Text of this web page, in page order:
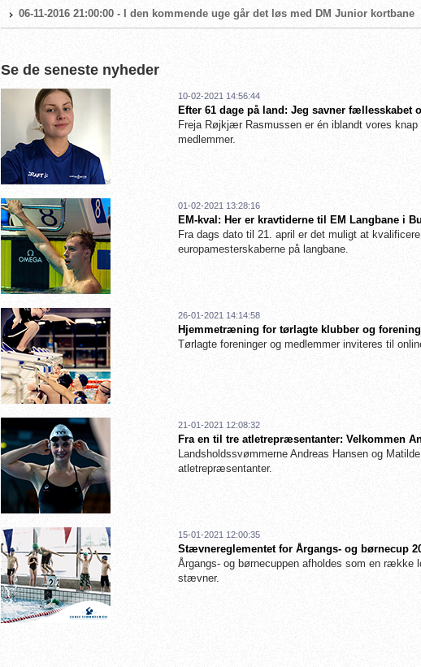
06-11-2016 21:00:00 - I den kommende uge går det løs med DM Junior kortbane
Se de seneste nyheder
10-02-2021 14:56:44
Efter 61 dage på land: Jeg savner fællesskabet
Freja Røjkjær Rasmussen er én iblandt vores knap
medlemmer.
01-02-2021 13:28:16
EM-kval: Her er kravtiderne til EM Langbane i
Fra dags dato til 21. april er det muligt at kvalificere
europamesterskaberne på langbane.
26-01-2021 14:14:58
Hjemmetræning for tørlagte klubber og
Tørlagte foreninger og medlemmer inviteres til
21-01-2021 12:08:32
Fra en til tre atletrepræsentanter: Velkommen
Landsholdssvømmerne Andreas Hansen og
atletrepræsentanter.
15-01-2021 12:00:35
Stævnereglementet for Årgangs- og børnecup
Årgangs- og børnecuppen afholdes som en række
stævner.